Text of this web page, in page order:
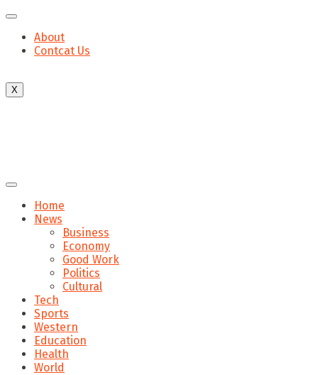
About
Contcat Us
X
Home
News
Business
Economy
Good Work
Politics
Cultural
Tech
Sports
Western
Education
Health
World